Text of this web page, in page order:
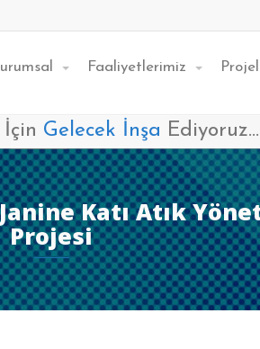
Faaliyetlerimiz
İçin Gelecek İnşa Ediyoruz...
Katı Atık
Projesi